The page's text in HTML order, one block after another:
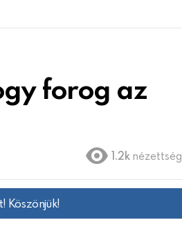
forog az
1.2k nézettség
Köszönjük!